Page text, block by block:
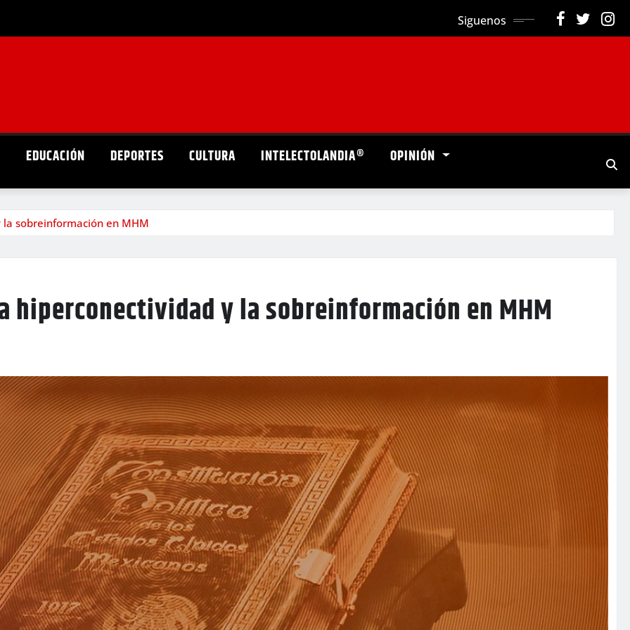
Siguenos
EDUCACIÓN DEPORTES CULTURA INTELECTOLANDIA® OPINIÓN
sobreinformación en MHM
hiperconectividad y la sobreinformación en MHM